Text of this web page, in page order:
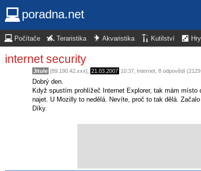
poradna.net
Počítače Teraristika Akvaristika Kutilství Hry
internet security
Jitule [89.190.42.xxx], 21.03.2007 10:37 Internet , 8 odpovědí
Dobrý den.
Když spustím prohlížeč Internet Explorer, tak mám
najet. U Mozilly to nedělá. Nevíte, proč to tak dělá.
Díky.